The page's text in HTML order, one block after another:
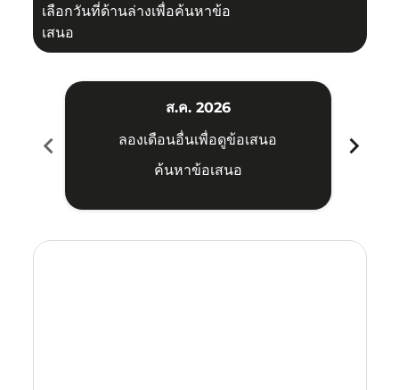
เลือกวันที่ด้านล่างเพื่อค้นหาข้อ
เสนอ
chevron_left
ส.ค. 2026
ลองเดือนอื่นเพื่อดูข้อเสนอ
ค้นหาข้อเสนอ
chevron_right